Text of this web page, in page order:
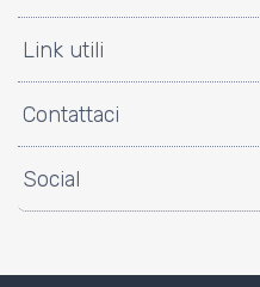
Link utili
Contattaci
Social